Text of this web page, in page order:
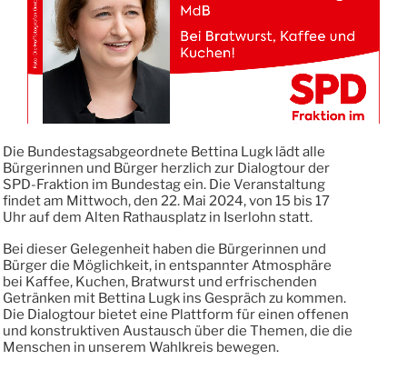
Die Bundestagsabgeordnete Bettina Lugk lädt alle
Bürgerinnen und Bürger herzlich zur Dialogtour der
SPD-Fraktion im Bundestag ein. Die Veranstaltung
findet am Mittwoch, den 22. Mai 2024, von 15 bis 17
Uhr auf dem Alten Rathausplatz in Iserlohn statt.
Bei dieser Gelegenheit haben die Bürgerinnen und
Bürger die Möglichkeit, in entspannter Atmosphäre
bei Kaffee, Kuchen, Bratwurst und erfrischenden
Getränken mit Bettina Lugk ins Gespräch zu kommen.
Die Dialogtour bietet eine Plattform für einen offenen
und konstruktiven Austausch über die Themen, die die
Menschen in unserem Wahlkreis bewegen.